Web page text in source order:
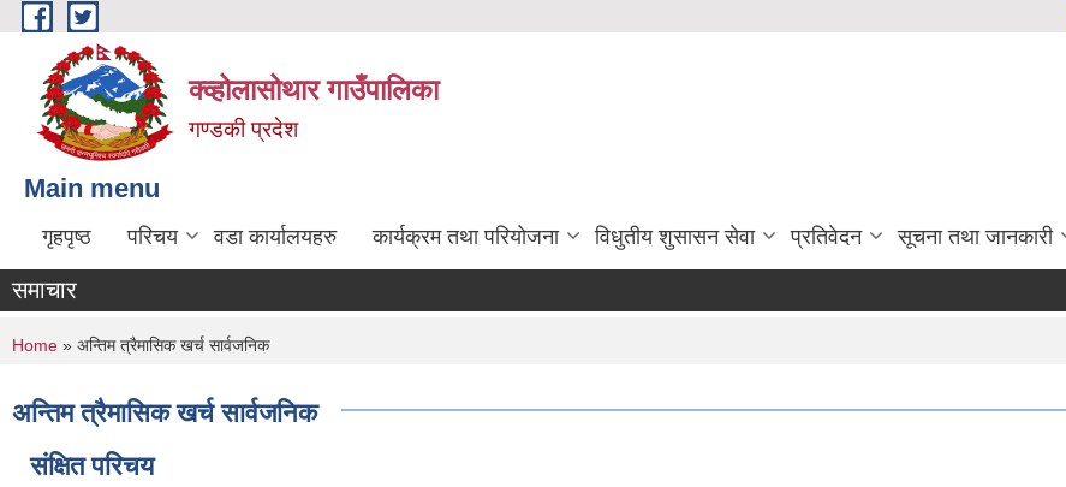
Skip to main content
क्व्होलासोथार गाउँपालिका
गण्डकी प्रदेश
Main menu
गृहपृष्ठ परिचय वडा कार्यालयहरु कार्यक्रम तथा परियोजना विधुतीय शुसासन सेवा प्रतिवेदन सूचना तथा जानकारी
समाचार
You are here
Home » अन्तिम त्रैमासिक खर्च सार्वजनिक
अन्तिम त्रैमासिक खर्च सार्वजनिक
संक्षित परिचय